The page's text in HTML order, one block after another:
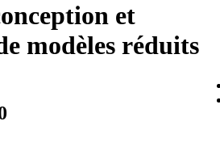
et
modèles réduits